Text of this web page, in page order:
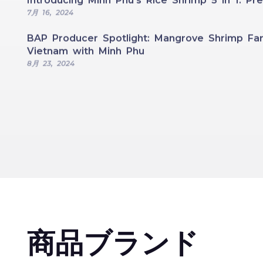
7月 16, 2024
BAP Producer Spotlight: Mangrove Shrimp
Vietnam with Minh Phu
8月 23, 2024
商品ブランド